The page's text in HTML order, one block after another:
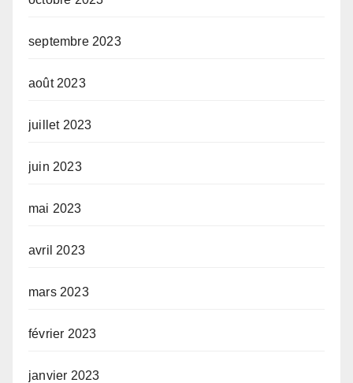
septembre 2023
août 2023
juillet 2023
juin 2023
mai 2023
avril 2023
mars 2023
février 2023
janvier 2023